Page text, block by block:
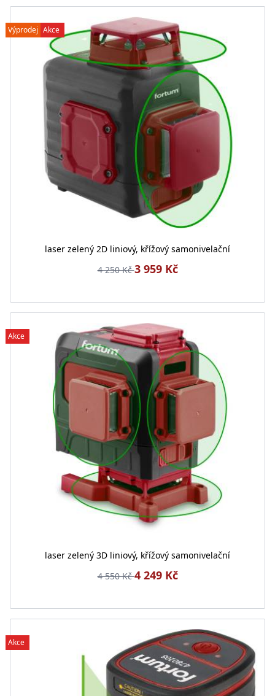
Výprodej Akce
laser zelený 2D liniový, křížový samonivelační
4 250 Kč3 959 Kč
Akce
laser zelený 3D liniový, křížový samonivelační
4 550 Kč4 249 Kč
Akce